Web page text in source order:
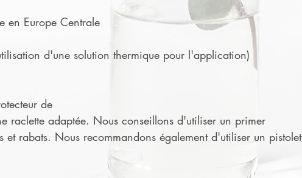
en Europe Centrale
d'une solution thermique pour l'application)
de
raclette adaptée. Nous conseillons d'utiliser un primer
rabats. Nous recommandons également d'utiliser un pistolet